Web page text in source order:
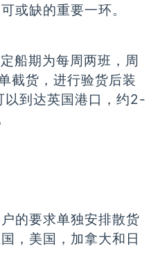
或缺的重要一环。
期为每周两班，周
截货，进行验货后装
到达英国港口，约2-
要求单独安排散货
，美国，加拿大和日